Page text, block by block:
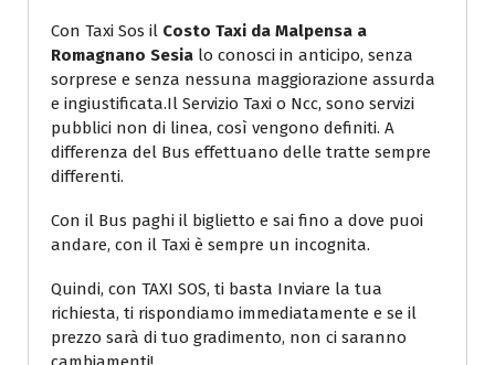
Con Taxi Sos il Costo Taxi da Malpensa a
Romagnano Sesia lo conosci in anticipo, senza
sorprese e senza nessuna maggiorazione assurda
e ingiustificata.Il Servizio Taxi o Ncc, sono servizi
pubblici non di linea, così vengono definiti. A
differenza del Bus effettuano delle tratte sempre
differenti.
Con il Bus paghi il biglietto e sai fino a dove puoi
andare, con il Taxi è sempre un incognita.
Quindi, con TAXI SOS, ti basta Inviare la tua
richiesta, ti rispondiamo immediatamente e se il
prezzo sarà di tuo gradimento, non ci saranno